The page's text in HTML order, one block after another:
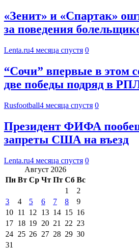
«Зенит» и «Спартак»
за поведения
Lenta.ru4 месяца спустя 0
“Сочи” впервые в этом
две победы подряд в
Rusfootball4 месяца спустя 0
Президент ФИФА
запреты США на въезд
Lenta.ru4 месяца спустя 0
Август 2026
Пн Вт Ср Чт Пт Сб Вс
1
2
3
4 5 6 7 8
9
10 11 12 13 14 15 16
17 18 19 20 21 22 23
24 25 26 27 28 29 30
31